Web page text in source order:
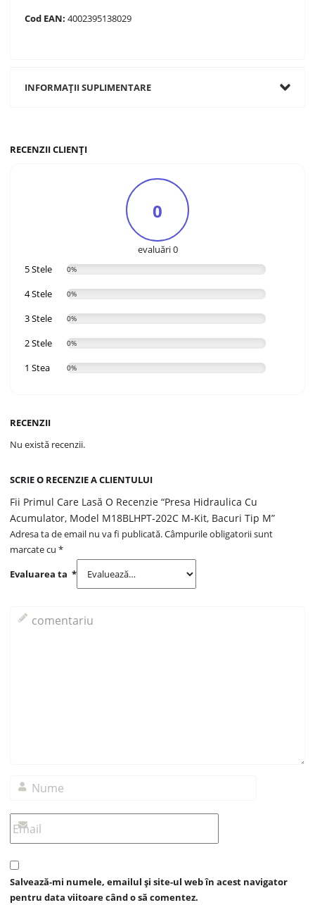
Cod EAN: 4002395138029
INFORMAȚII SUPLIMENTARE
RECENZII CLIENȚI
0
evaluări 0
5 Stele
0%
4 Stele 0%
3 Stele 0%
2 Stele 0%
1 Stea 0%
RECENZII
Nu există recenzii.
SCRIE O RECENZIE A CLIENTULUI
Fii Primul Care Lasă O Recenzie “Presa Hidraulica Cu
Acumulator, Model M18BLHPT-202C M-Kit, Bacuri Tip M”
Adresa ta de email nu va fi publicată.Câmpurile obligatorii sunt
marcate cu*
Evaluarea ta*
Salvează-mi numele, emailul și site-ul web în acest navigator
pentru data viitoare când o să comentez.